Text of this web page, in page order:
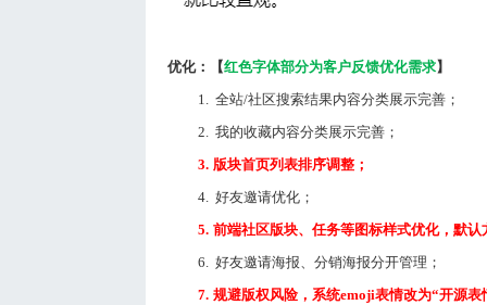
优化：【红色字体部分为客户反馈优化需求】
1. 全站/社区搜索结果内容分类展示完善；
2. 我的收藏内容分类展示完善；
3. 版块首页列表排序调整；
4. 好友邀请优化；
5. 前端社区版块、任务等图标样式优化，默
6. 好友邀请海报、分销海报分开管理；
7. 规避版权风险，系统emoji表情改为“开源表